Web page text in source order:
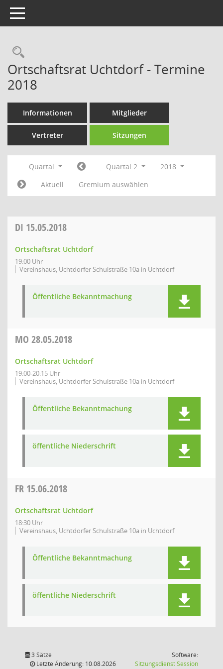
Toggle navigation
Rechercheauswahl
Ortschaftsrat Uchtdorf - Termine
2018
Informationen Mitglieder
Vertreter Sitzungen
Quartal Quartal 2
2018
Aktuell
Gremium auswählen
DI 15.05.2018
Ortschaftsrat Uchtdorf
19:00 Uhr
Vereinshaus, Uchtdorfer Schulstraße 10a in Uchtdorf
Öffentliche Bekanntmachung
MO 28.05.2018
Ortschaftsrat Uchtdorf
19:00-20:15 Uhr
Vereinshaus, Uchtdorfer Schulstraße 10a in Uchtdorf
Öffentliche Bekanntmachung
öffentliche Niederschrift
FR 15.06.2018
Ortschaftsrat Uchtdorf
18:30 Uhr
Vereinshaus, Uchtdorfer Schulstraße 10a in Uchtdorf
Öffentliche Bekanntmachung
öffentliche Niederschrift
3 Sätze
Letzte Änderung: 10.08.2026
Software:
SitzungsdienstSession(Wird in